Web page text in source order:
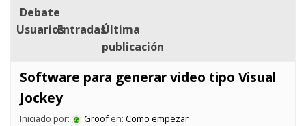
Debate
UsuariosEntradasÚltima
publicación
Software para generar video tipo Visual
Jockey
Iniciado por: Groof en: Como empezar